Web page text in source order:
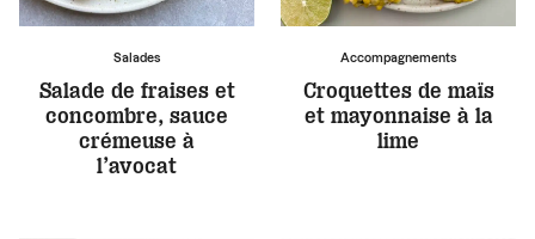
Salades
Salade de fraises et
concombre, sauce
crémeuse à
l’avocat
Accompagnements
Croquettes de maïs
et mayonnaise à la
lime